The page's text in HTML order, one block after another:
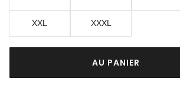
XXL XXXL
AU PANIER